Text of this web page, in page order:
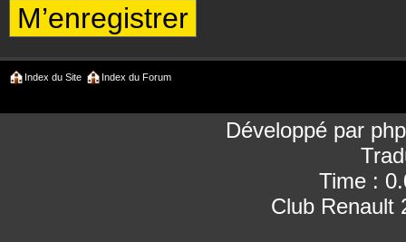
M’enregistrer
Index du Site Index du Forum
Développé par
Time :
Club Renault